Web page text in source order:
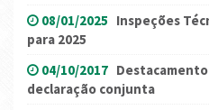
08/01/2025 Inspeções
para 2025
04/10/2017
declaração conjunta